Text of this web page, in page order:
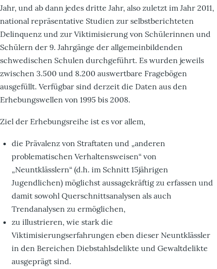
Jahr, und ab dann jedes dritte Jahr, also zuletzt im Jahr 2011,
national repräsentative Studien zur selbstberichteten
Delinquenz und zur Viktimisierung von Schülerinnen und
Schülern der 9. Jahrgänge der allgemeinbildenden
schwedischen Schulen durchgeführt. Es wurden jeweils
zwischen 3.500 und 8.200 auswertbare Fragebögen
ausgefüllt. Verfügbar sind derzeit die Daten aus den
Erhebungswellen von 1995 bis 2008.
Ziel der Erhebungsreihe ist es vor allem,
die Prävalenz von Straftaten und „anderen
problematischen Verhaltensweisen“ von
„Neuntklässlern“ (d.h. im Schnitt 15jährigen
Jugendlichen) möglichst aussagekräftig zu erfassen und
damit sowohl Querschnittsanalysen als auch
Trendanalysen zu ermöglichen,
zu illustrieren, wie stark die
Viktimisierungserfahrungen eben dieser Neuntklässler
in den Bereichen Diebstahlsdelikte und Gewaltdelikte
ausgeprägt sind.